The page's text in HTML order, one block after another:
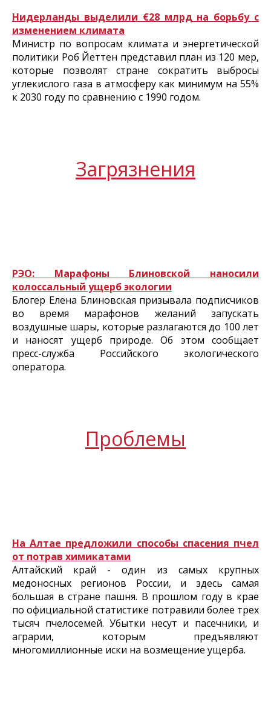
Нидерланды выделили €28 млрд на борьбу с
изменением климата
Министр по вопросам климата и энергетической
политики Роб Йеттен представил план из 120 мер,
которые позволят стране сократить выбросы
углекислого газа в атмосферу как минимум на 55%
к 2030 году по сравнению с 1990 годом.
Загрязнения
РЭО: Марафоны Блиновской наносили
колоссальный ущерб экологии
Блогер Елена Блиновская призывала подписчиков
во время марафонов желаний запускать
воздушные шары, которые разлагаются до 100 лет
и наносят ущерб природе. Об этом сообщает
пресс-служба Российского экологического
оператора.
Проблемы
На Алтае предложили способы спасения пчел
от потрав химикатами
Алтайский край - один из самых крупных
медоносных регионов России, и здесь самая
большая в стране пашня. В прошлом году в крае
по официальной статистике потравили более трех
тысяч пчелосемей. Убытки несут и пасечники, и
аграрии, которым предъявляют
многомиллионные иски на возмещение ущерба.